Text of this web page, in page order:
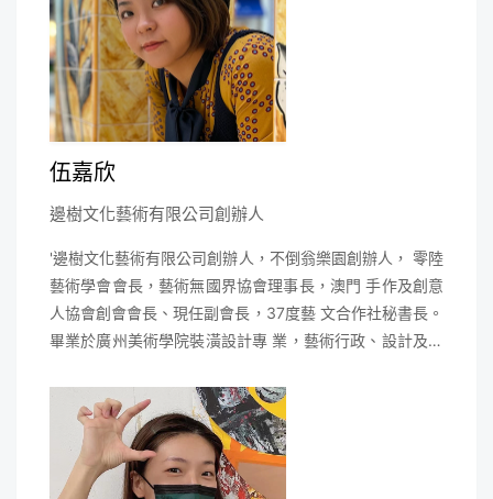
伍嘉欣
邊樹文化藝術有限公司創辦人
'邊樹文化藝術有限公司創辦人，不倒翁樂園創辦人， 零陸
藝術學會會長，藝術無國界協會理事長，澳門 手作及創意
人協會創會會長、現任副會長，37度藝 文合作社秘書長。
畢業於廣州美術學院裝潢設計專 業，藝術行政、設計及藝